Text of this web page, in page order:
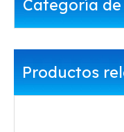
Categoría
Productos